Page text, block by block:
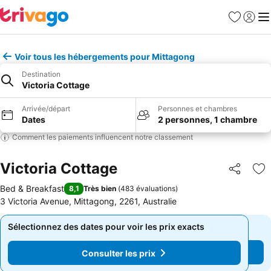
Favoris
Se
Voir tous les hébergements pour Mittagong
Destination
Victoria Cottage
Arrivée/départ
Dates
Personnes et chambres
2 personnes, 1 chambre
Comment les paiements influencent notre classement
Victoria Cottage Partager
Bed & Breakfast 8,1 Très bien (483 évaluations)
3 Victoria Avenue, Mittagong, 2261, Australie
Sélectionnez des dates pour voir les prix exacts
Consulter les prix
Sélectionnez des dates pour voir les prix exacts
Consulter les prix